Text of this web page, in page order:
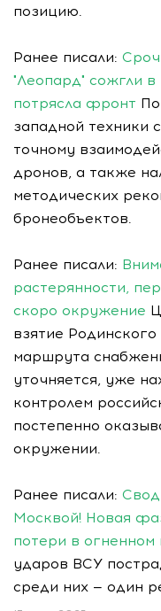
позицию.
Ранее писали:
"Леопард" сожгли в
потрясла фронт
западной техники
точному
дронов, а также
методических
бронеобъектов.
Ранее писали:
растерянности,
скоро окружение
взятие
маршрута
уточняется, уже
контролем
постепенно
окружении.
Ранее писали:
Москвой! Новая
потери в огненном
ударов ВСУ
среди них — один